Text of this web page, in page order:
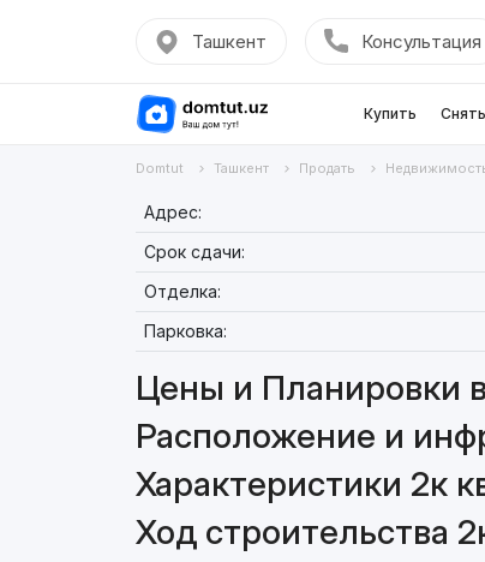
Ташкент Консультация
Купить Снять
Domtut Ташкент Продать
Адрес:
Срок сдачи:
Отделка:
Парковка:
Цены и Планировки
Расположение и
Характеристики 2к
Ход строительства